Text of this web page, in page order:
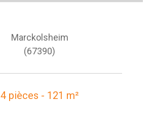
Marckolsheim
(67390)
4 pièces - 121 m²